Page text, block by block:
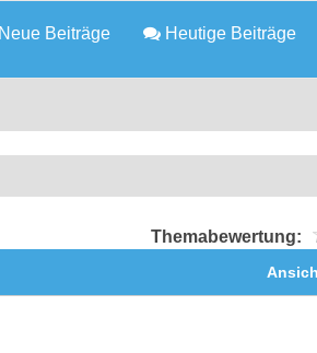
Neue Beiträge Heutige Beiträge
Themabewertung: